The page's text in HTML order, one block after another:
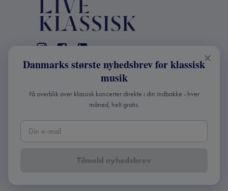
KONTAKT
info@liveklassisk.dk
Live Klassisk ApS
CVR 41507780
2026Live Klassisk •Fortroligheds- og
Danmarks største nyhedsbrev for klassisk
musik
Få overblik over klassisk koncerter direkte i din indbakke - hver
måned, helt gratis.
Tilmeld nyhedsbrev